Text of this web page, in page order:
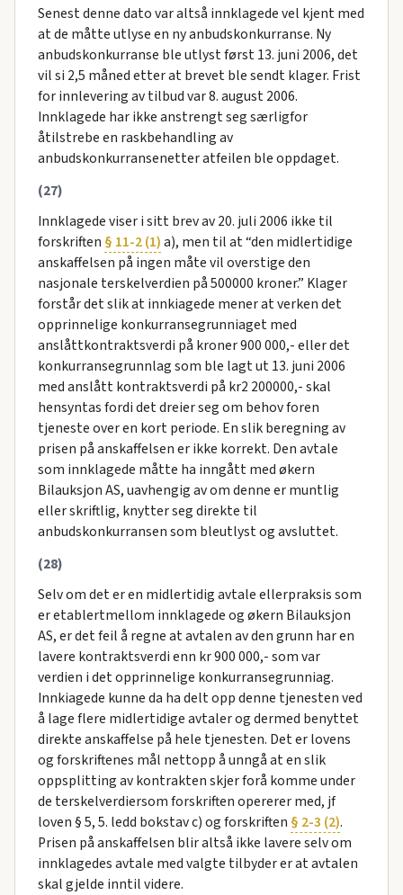
Senest denne dato var altså innklagede vel kjent med
at de måtte utlyse en ny anbudskonkurranse. Ny
anbudskonkurranse ble utlyst først 13. juni 2006, det
vil si 2,5 måned etter at brevet ble sendt klager. Frist
for innlevering av tilbud var 8. august 2006.
Innklagede har ikke anstrengt seg særligfor
åtilstrebe en raskbehandling av
anbudskonkurransenetter atfeilen ble oppdaget.
(27)
Innklagede viser i sitt brev av 20. juli 2006 ikke til
forskriften § 11-2 (1)a), men til at “den midlertidige
anskaffelsen på ingen måte vil overstige den
nasjonale terskelverdien på 500000 kroner.” Klager
forstår det slik at innkiagede mener at verken det
opprinnelige konkurransegrunniaget med
anslåttkontraktsverdi på kroner 900 000,- eller det
konkurransegrunnlag som ble lagt ut 13. juni 2006
med anslått kontraktsverdi på kr2 200000,- skal
hensyntas fordi det dreier seg om behov foren
tjeneste over en kort periode. En slik beregning av
prisen på anskaffelsen er ikke korrekt. Den avtale
som innklagede måtte ha inngått med økern
Bilauksjon AS, uavhengig av om denne er muntlig
eller skriftlig, knytter seg direkte til
anbudskonkurransen som bleutlyst og avsluttet.
(28)
Selv om det er en midlertidig avtale ellerpraksis som
er etablertmellom innklagede og økern Bilauksjon
AS, er det feil å regne at avtalen av den grunn har en
lavere kontraktsverdi enn kr 900 000,- som var
verdien i det opprinnelige konkurransegrunniag.
Innkiagede kunne da ha delt opp denne tjenesten ved
å lage flere midlertidige avtaler og dermed benyttet
direkte anskaffelse på hele tjenesten. Det er lovens
og forskriftenes mål nettopp å unngå at en slik
oppsplitting av kontrakten skjer forå komme under
de terskelverdiersom forskriften opererer med, jf
loven § 5, 5. ledd bokstav c) og forskriften § 2-3 (2).
Prisen på anskaffelsen blir altså ikke lavere selv om
innklagedes avtale med valgte tilbyder er at avtalen
skal gjelde inntil videre.